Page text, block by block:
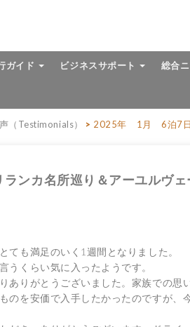
ガイド ビジネスサポート 総合
（Testimonials） > 2025年 1月 6泊7日
カ名所巡り＆アーユルヴェ
とても満足のいく1週間となりました。
うくらい気に入ったようです。
ありがとうございました。 家族での思
のを安価で入手したかったのですが、